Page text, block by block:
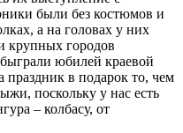
были без костюмов и
а на головах у них
крупных городов
юбилей краевой
в подарок то, чем
поскольку у нас есть
– колбасу, от